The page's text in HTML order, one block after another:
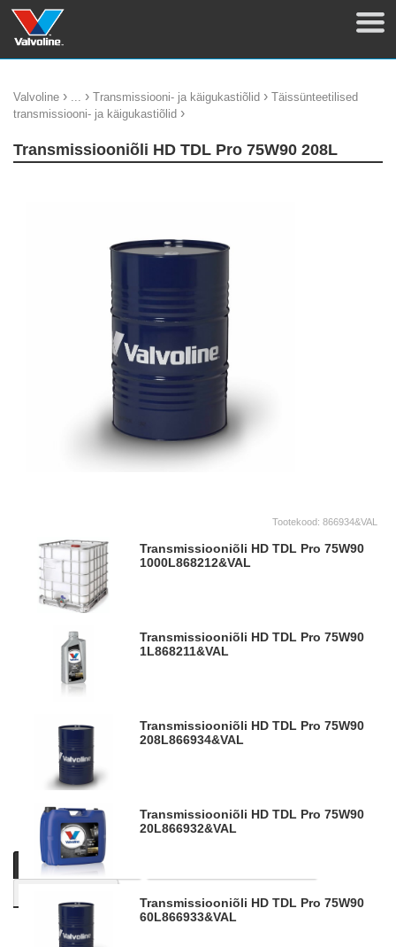
Valvoline › ... › Transmissiooni- ja käigukastiõlid › Täissünteetilised
transmissiooni- ja käigukastiõlid ›
Transmissiooniõli HD TDL Pro 75W90 208L
Tootekood: 866934&VAL
Transmissiooniõli HD TDL Pro 75W90
1000L868212&VAL
Transmissiooniõli HD TDL Pro 75W90
1L868211&VAL
Transmissiooniõli HD TDL Pro 75W90
208L866934&VAL
Transmissiooniõli HD TDL Pro 75W90
20L866932&VAL
Transmissiooniõli HD TDL Pro 75W90
60L866933&VAL
Kirjeldus Tooteinfo
Preemiumklassi täissüntees TDL (Total Drive Line) tüüpi